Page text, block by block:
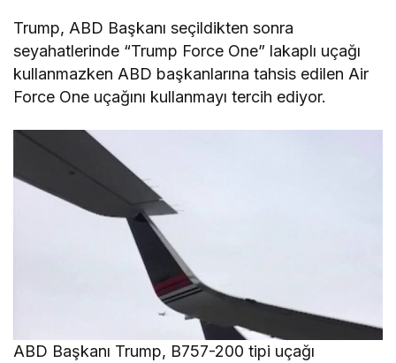
Trump, ABD Başkanı seçildikten sonra
seyahatlerinde “Trump Force One” lakaplı uçağı
kullanmazken ABD başkanlarına tahsis edilen Air
Force One uçağını kullanmayı tercih ediyor.
ABD Başkanı Trump, B757-200 tipi uçağı